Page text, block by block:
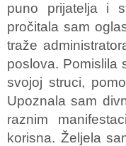
puno prijatelja i
pročitala sam
traže
poslova. Pomislila
svojoj struci,
Upoznala sam
raznim
korisna. Željela